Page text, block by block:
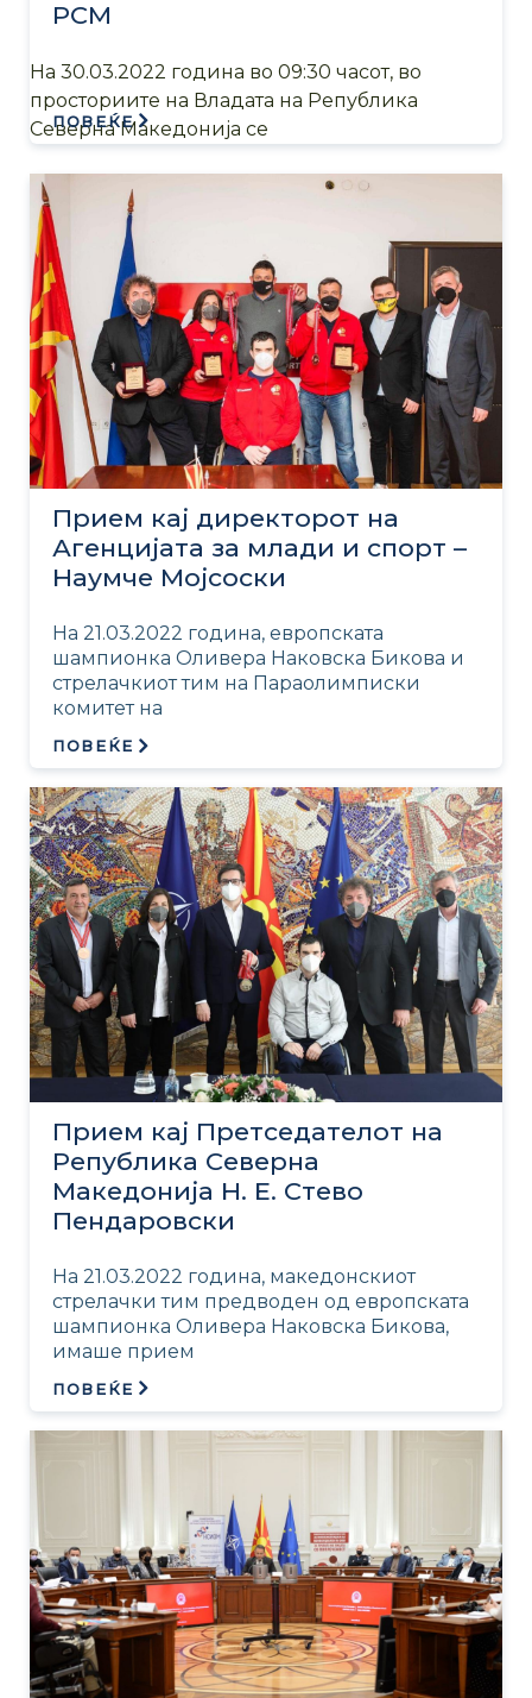
РСМ
На 30.03.2022 година во 09:30 часот, во
просториите на Владата на Република
Северна Македонија се
ПОВЕЌЕ
Прием кај директорот на
Агенцијата за млади и спорт –
Наумче Мојсоски
На 21.03.2022 година, европската
шампионка Оливера Наковска Бикова и
стрелачкиот тим на Параолимписки
комитет на
ПОВЕЌЕ
Прием кај Претседателот на
Република Северна
Македонија Н. Е. Стево
Пендаровски
На 21.03.2022 година, македонскиот
стрелачки тим предводен од европската
шампионка Оливера Наковска Бикова,
имаше прием
ПОВЕЌЕ